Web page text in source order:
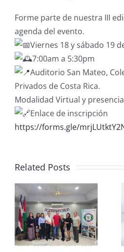
Forme parte de nuestra III
agenda del evento.
Viernes 18 y sábado 19
7:00am a 5:30pm
Auditorio San Mateo,
Privados de Costa Rica.
Modalidad Virtual y
Enlace de inscripción
https://forms.gle/
Related Posts
Club de
Ajedrez